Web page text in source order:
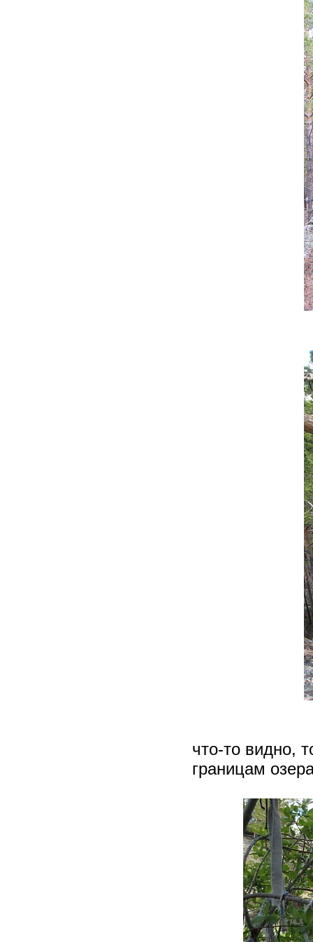
что-то видно,
границам